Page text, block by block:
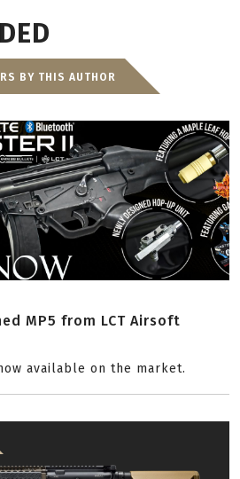
BY THIS AUTHOR
MP5 from LCT Airsoft
available on the market.